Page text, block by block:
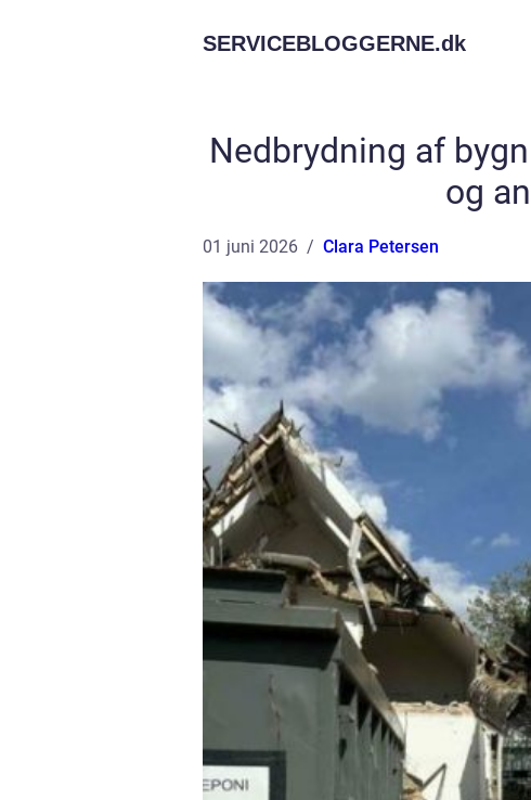
SERVICEBLOGGERNE.dk
Nedbrydning af
og
01 juni 2026 Clara Petersen